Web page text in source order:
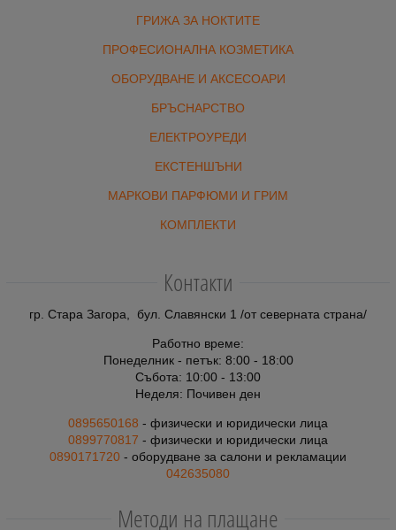
ГРИЖА ЗА НОКТИТЕ
ПРОФЕСИОНАЛНА КОЗМЕТИКА
ОБОРУДВАНЕ И АКСЕСОАРИ
БРЪСНАРСТВО
ЕЛЕКТРОУРЕДИ
ЕКСТЕНШЪНИ
МАРКОВИ ПАРФЮМИ И ГРИМ
КОМПЛЕКТИ
Контакти
гр. Стара Загора, бул. Славянски 1 /от северната страна/
Работно време:
Понеделник - петък: 8:00 - 18:00
Събота: 10:00 - 13:00
Неделя: Почивен ден
0895650168 - физически и юридически лица
0899770817 - физически и юридически лица
0890171720 - оборудване за салони и рекламации
042635080
Методи на плащане